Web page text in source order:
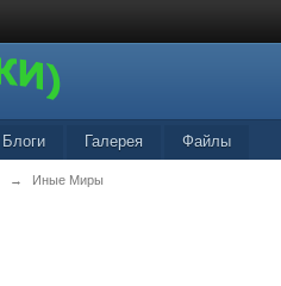
Блоги Галерея Файлы
→ Иные Миры